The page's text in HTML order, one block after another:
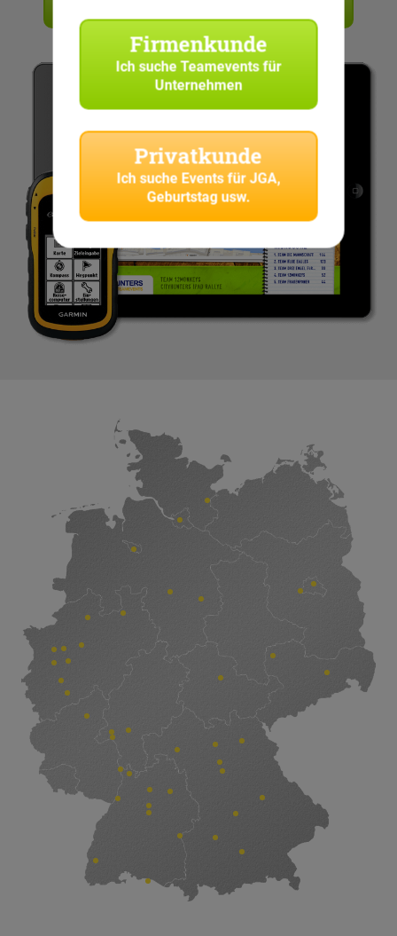
Firmenkunde
Ich sucheTeamevents für
Unternehmen
Privatkunde
Ich suche Events für JGA,
Geburtstag usw.